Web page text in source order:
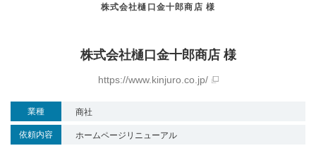
株式会社樋口金十郎商店 様
株式会社樋口金十郎商店 様
https://www.kinjuro.co.jp/
業種 商社
依頼内容 ホームページリニューアル